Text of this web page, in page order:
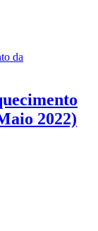
2022)